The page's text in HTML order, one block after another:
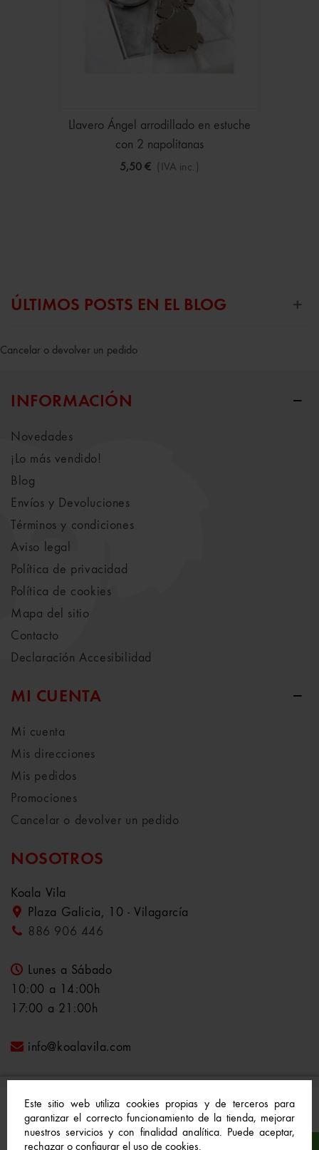
Este sitio web utiliza cookies propias y de terceros para
garantizar el correcto funcionamiento de la tienda, mejorar
nuestros servicios y con finalidad analítica. Puede aceptar,
rechazar o configurar el uso de cookies.
Llavero Ángel arrodillado en estuche
con 2 napolitanas
5,50 € (IVA inc.)
ÚLTIMOS POSTS EN EL BLOG
Cancelar o devolver un pedido
INFORMACIÓN
Novedades
¡Lo más vendido!
Blog
Envíos y Devoluciones
Términos y condiciones
Aviso legal
Política de privacidad
Política de cookies
Mapa del sitio
Contacto
Declaración Accesibilidad
MI CUENTA
Mi cuenta
Mis direcciones
Mis pedidos
Promociones
Cancelar o devolver un pedido
NOSOTROS
Koala Vila
Plaza Galicia, 10 - Vilagarcía
886 906 446
Lunes a Sábado
10:00 a 14:00h
17:00 a 21:00h
info@koalavila.com
© 2021-2022 Koala Vila™. Todos los derechos